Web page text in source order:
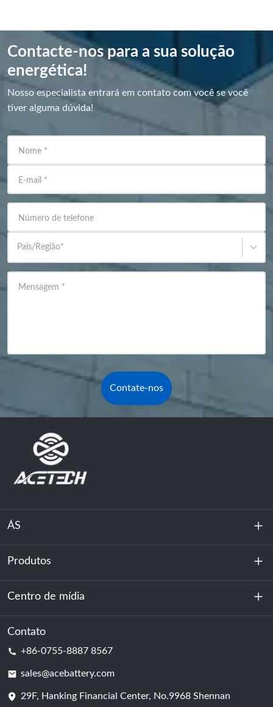
Contacte-nos para a sua solução
energética!
Nosso especialista entrará em contato com você se você
tiver alguma dúvida!
Nome *
E-mail *
Número de telefone
País/Região*
Mensagem *
Contate-nos
ÁS
Sobre nós
Sustentabilidade
Produtos
Armazenamento de energia
Centro de dados e sala de servidores
Célula de bateria
Centro de mídia
Notícias
Contato
+86-0755-8887 8567
sales@acebattery.com
29F, Hanking Financial Center, No.9968 Shennan